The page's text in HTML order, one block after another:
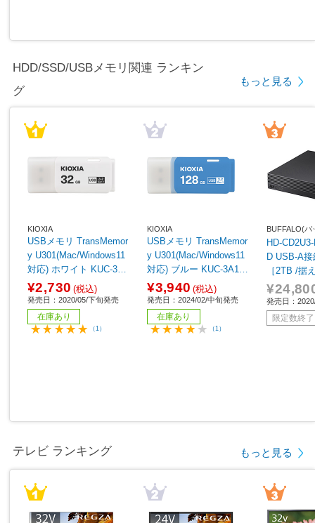
HDD/SSD/USBメモリ関連 ランキン
グ
もっと見る
KIOXIA
USBメモリ TransMemor
y U301(Mac/Windows11
対応) ホワイト KUC-3A0
32GW ［32GB /USB Typ
eA /USB3.2 /キャップ
式］
¥2,730 (税込)
発売日：2020/05/下旬発売
在庫あり
（1）
KIOXIA
USBメモリ TransMemor
y U301(Mac/Windows11
対応) ブルー KUC-3A128
GML ［128GB /USB Typ
eA /USB3.2 /キャップ
式］
¥3,940 (税込)
発売日：2024/02/中旬発売
在庫あり
（1）
BUFFALO(バ
HD-
D USB-A接続 ブ
［2TB /据
発売日：
限定数終了
テレビ ランキング もっと見る